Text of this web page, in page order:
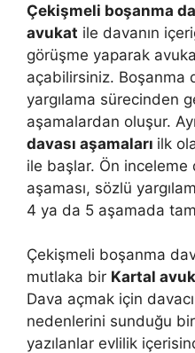
Çekişmeli boşanma
avukat ile davanın
görüşme yaparak
açabilirsiniz. Boşanma
yargılama sürecinden
aşamalardan oluşur.
davası aşamaları ilk
ile başlar. Ön inceleme
aşaması, sözlü
4 ya da 5 aşamada
Çekişmeli boşanma
mutlaka bir Kartal
Dava açmak için
nedenlerini sunduğu
yazılanlar evlilik